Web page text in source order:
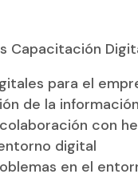
Capacitación
para el
de la
con
digital
en el